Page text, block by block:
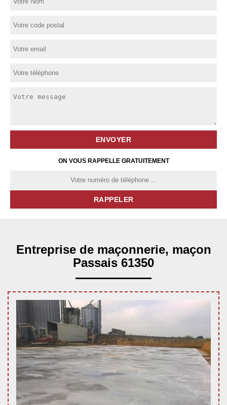
ON VOUS RAPPELLE GRATUITEMENT
Entreprise de maçonnerie, maçon
Passais 61350